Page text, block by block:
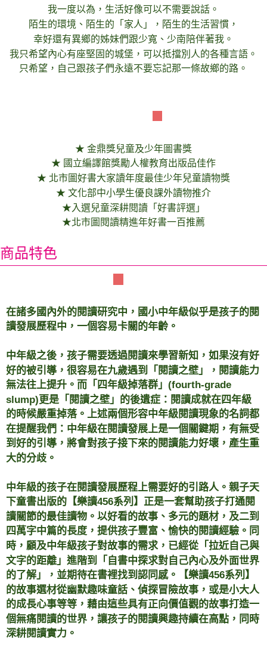
我一度以為，生活好像可以不需要說話。
陌生的環境、陌生的「家人」，陌生的生活習慣，
幸好還有異鄉的姊妹們跟少寬、少南陪伴著我。
我只希望內心有座堅固的城堡，可以抵擋別人的各種言語。
只希望，自己跟孩子們永遠不要忘記那一條故鄉的路。
★ 金鼎獎兒童及少年圖書獎
★ 國立編譯館獎勵人權教育出版品佳作
★ 北市圖好書大家讀年度最佳少年兒童讀物獎
★ 文化部中小學生優良課外讀物推介
★入選兒童深耕閱讀「好書評選」
★北市圖閱讀精進年好書一百推薦
商品特色
在諸多國內外的閱讀研究中，國小中年級似乎是孩子的閱
讀發展歷程中，一個容易卡關的年齡。
中年級之後，孩子需要透過閱讀來學習新知，如果沒有好
好的被引導，很容易在九歲遇到「閱讀之壁」，閱讀能力
無法往上提升。而「四年級掉落群」(fourth-grade
slump)更是「閱讀之壁」的後遺症：閱讀成就在四年級
的時候嚴重掉落。上述兩個形容中年級閱讀現象的名詞都
在提醒我們：中年級在閱讀發展上是一個關鍵期，有無受
到好的引導，將會對孩子接下來的閱讀能力好壞，產生重
大的分歧。
中年級的孩子在閱讀發展歷程上需要好的引路人。親子天
下童書出版的【樂讀456系列】正是一套幫助孩子打通閱
讀關節的最佳讀物。以好看的故事、多元的題材，及二到
四萬字中篇的長度，提供孩子豐富、愉快的閱讀經驗。同
時，顧及中年級孩子對故事的需求，已經從「拉近自己與
文字的距離」進階到「自書中探求對自己內心及外面世界
的了解」，並期待在書裡找到認同感。【樂讀456系列】
的故事選材從幽默趣味童話、偵探冒險故事，或是小大人
的成長心事等等，藉由這些具有正向價值觀的故事打造一
個無痛閱讀的世界，讓孩子的閱讀興趣持續在高點，同時
深耕閱讀實力。